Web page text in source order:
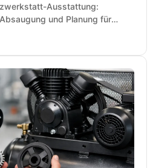
Ausstattung:
und Planung für